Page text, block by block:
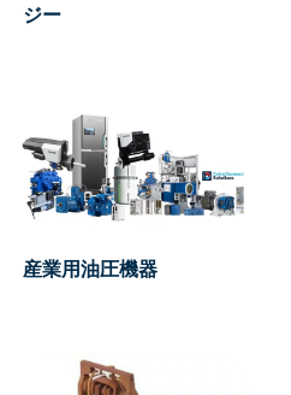
ジー
産業用油圧機器